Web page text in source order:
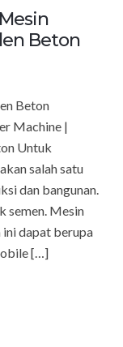
Beton
Beton
Machine |
Untuk
salah satu
dan bangunan.
semen. Mesin
dapat berupa
[…]